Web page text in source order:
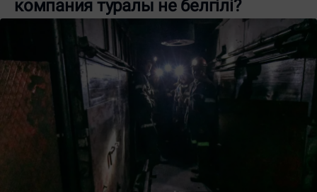
компания туралы не белгілі?